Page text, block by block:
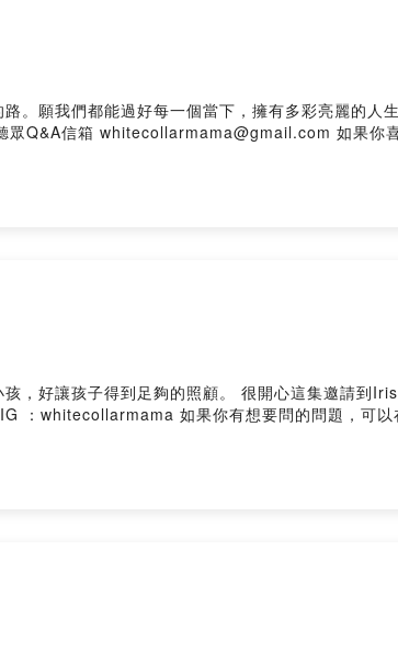
能過好每一個當下，擁有多彩亮麗的人生。 ＿＿＿＿＿
很開心這集邀請到Iris來跟大家分享她全